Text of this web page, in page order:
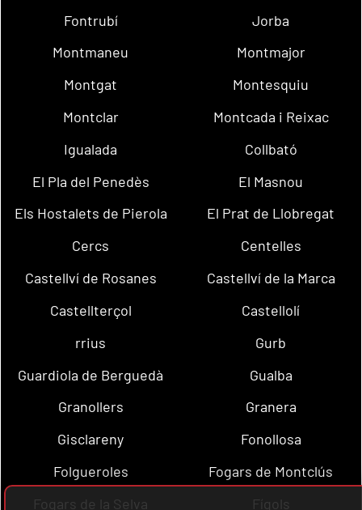
Fontrubí
Jorba
Montmaneu
Montmajor
Montgat
Montesquiu
Montclar
Montcada i Reixac
Igualada
Collbató
El Pla del Penedès
El Masnou
Els Hostalets de Pierola
El Prat de Llobregat
Cercs
Centelles
Castellví de Rosanes
Castellví de la Marca
Castellterçol
Castellolí
rrius
Gurb
Guardiola de Berguedà
Gualba
Granollers
Granera
Gisclareny
Fonollosa
Folgueroles
Fogars de Montclús
Fogars de la Selva
Fígols